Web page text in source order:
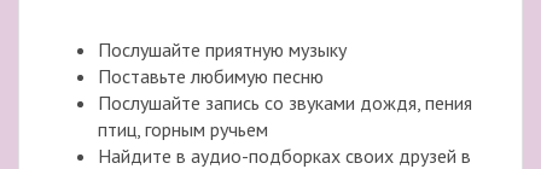
Послушайте приятную музыку
Поставьте любимую песню
Послушайте запись со звуками дождя, пения
птиц, горным ручьем
Найдите в аудио-подборках своих друзей в